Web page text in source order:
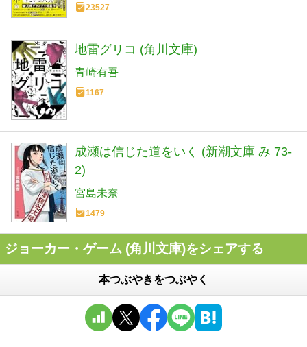
23527
地雷グリコ (角川文庫)
青崎有吾
1167
成瀬は信じた道をいく (新潮文庫 み 73-
2)
宮島未奈
1479
ジョーカー・ゲーム (角川文庫)をシェアする
本つぶやきをつぶやく